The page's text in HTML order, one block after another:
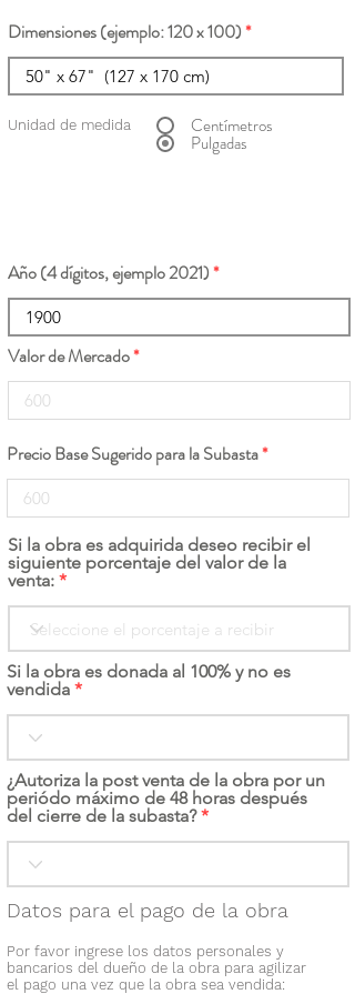
Dimensiones (ejemplo: 120 x 100)
Unidad de medida Centímetros
Pulgadas
Año (4 dígitos, ejemplo 2021)
Valor de Mercado
Precio Base Sugerido para la Subasta
Si la obra es adquirida deseo recibir el
siguiente porcentaje del valor de la
venta:
Si la obra es donada al 100% y no es
vendida
¿Autoriza la post venta de la obra por un
periódo máximo de 48 horas después
del cierre de la subasta?
Datos para el pago de la obra
Por favor ingrese los datos personales y
bancarios del dueño de la obra para agilizar
el pago una vez que la obra sea vendida: